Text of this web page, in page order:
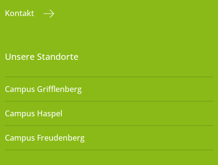
Kontakt
Unsere Standorte
Campus Grifflenberg
Campus Haspel
Campus Freudenberg